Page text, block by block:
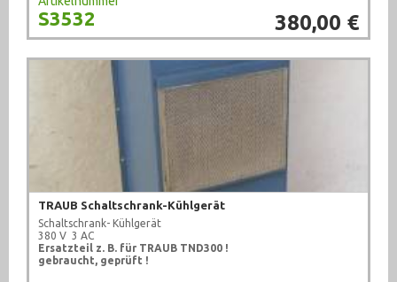
S3532 380,00 €
TRAUB Schaltschrank-Kühlgerät
Schaltschrank- Kühlgerät
380 V 3 AC
Ersatzteil z. B. für TRAUB TND300 !
gebraucht, geprüft !